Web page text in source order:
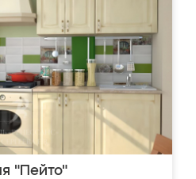
"Пейто"